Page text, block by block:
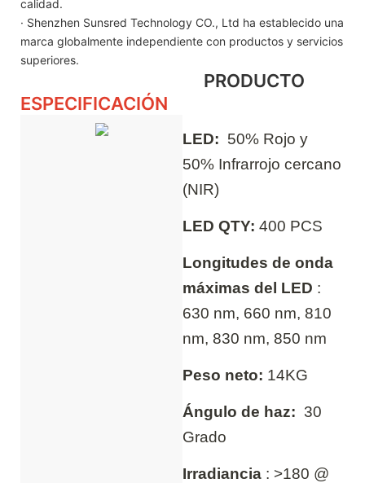
calidad.
· Shenzhen Sunsred Technology CO., Ltd ha establecido una
marca globalmente independiente con productos y servicios
superiores.
PRODUCTO
ESPECIFICACIÓN
LED: 50% Rojo y
50% Infrarrojo cercano
(NIR)
LED QTY: 400 PCS
Longitudes de onda
máximas del LED :
630 nm, 660 nm, 810
nm, 830 nm, 850 nm
Peso neto: 14KG
Ángulo de haz: 30
Grado
Irradiancia : >180 @